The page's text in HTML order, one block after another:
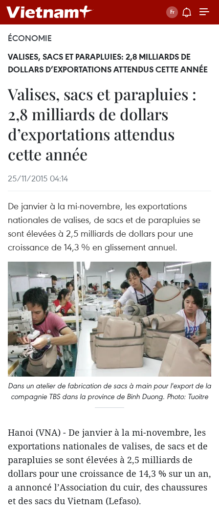
ÉCONOMIE
VALISES, SACS ET PARAPLUIES: 2,8 MILLIARDS DE
DOLLARS D’EXPORTATIONS ATTENDUS CETTE ANNÉE
Valises, sacs et parapluies :
2,8 milliards de dollars
d’exportations attendus
cette année
25/11/2015 04:14
De janvier à la mi-novembre, les exportations
nationales de valises, de sacs et de parapluies se
sont élevées à 2,5 milliards de dollars pour une
croissance de 14,3 % en glissement annuel.
Dans un atelier de fabrication de sacs à main pour l'export de la
compagnie TBS dans la province de Binh Duong. Photo: Tuoitre
Hanoi (VNA) - De janvier à la mi-novembre, les
exportations nationales de valises, de sacs et de
parapluies se sont élevées à 2,5 milliards de
dollars pour une croissance de 14,3 % sur un an,
a annoncé l’Association du cuir, des chaussures
et des sacs du Vietnam (Lefaso).